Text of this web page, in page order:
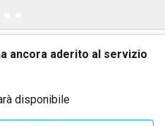
ancora aderito al servizio
disponibile